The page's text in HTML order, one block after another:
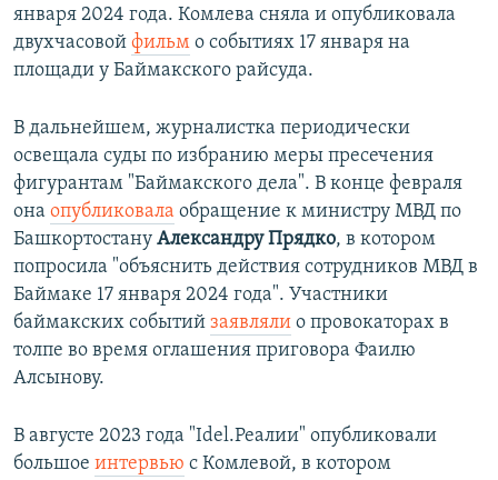
января 2024 года. Комлева сняла и опубликовала
двухчасовой фильм о событиях 17 января на
площади у Баймакского райсуда.
В дальнейшем, журналистка периодически
освещала суды по избранию меры пресечения
фигурантам "Баймакского дела". В конце февраля
она опубликовала обращение к министру МВД по
Башкортостану Александру Прядко, в котором
попросила "объяснить действия сотрудников МВД в
Баймаке 17 января 2024 года". Участники
баймакских событий заявляли о провокаторах в
толпе во время оглашения приговора Фаилю
Алсынову.
В августе 2023 года "Idel.Реалии" опубликовали
большое интервью с Комлевой, в котором